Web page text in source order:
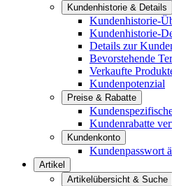
Kundenhistorie & Details
Kundenhistorie-
Kundenhistorie-
Details zur
Bevorstehende
Verkaufte
Kundenpotenzial
Preise & Rabatte
Kundenrabatte
Kundenkonto
Kundenpasswort
Artikel
Artikelübersicht & Suche